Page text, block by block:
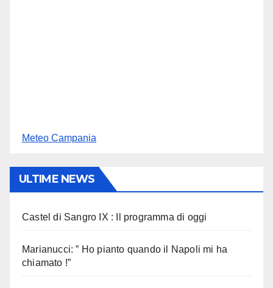
Meteo Campania
ULTIME NEWS
Castel di Sangro IX : Il programma di oggi
Marianucci: ” Ho pianto quando il Napoli mi ha
chiamato !”